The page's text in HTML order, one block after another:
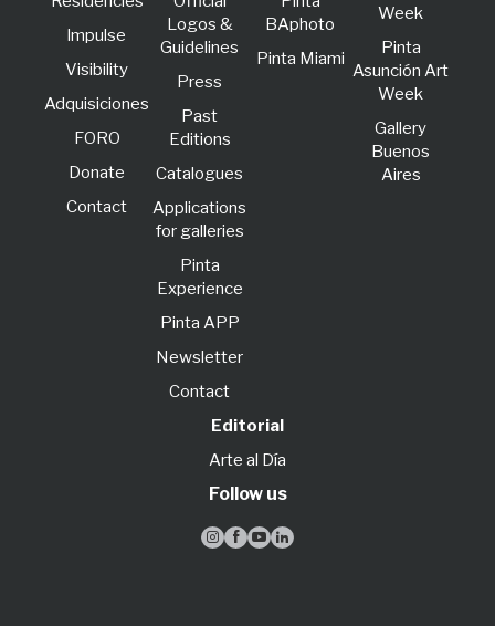
lmpulse
Visibility
Adquisiciones
FORO
Donate
Contact
Logos &
Guidelines
Press
Past
Editions
Catalogues
Applications
for galleries
Pinta
Experience
Pinta APP
Newsletter
Contact
BAphoto
Pinta Miami
Week
Pinta
Asunción Art
Week
Gallery
Buenos
Aires
Editorial
Arte al Día
Follow us
   